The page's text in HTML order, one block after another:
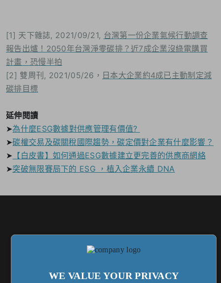
[1] 天下雜誌, 2021/09/21, 台灣第一份企業氣候行動調查
報告出爐！2050年台灣淨零碳排？近7成企業沒綠電購買
計畫，恐慢半拍
[2] 雙周刊, 2021/05/26， 日本大企業約4成已主動制定減
碳排目標
延伸閱讀
➤為什麼ESG數據對供應管理有價值?
➤碳權交易及碳關稅國際趨勢，碳定價對企業有什麼影響？
➤ 【白皮書】如何通過ESG數據建立更完善的供應商網絡
➤突破無限賽局下的 ESG ，植入企業永續 DNA
WE VALUE YOUR PRIVACY